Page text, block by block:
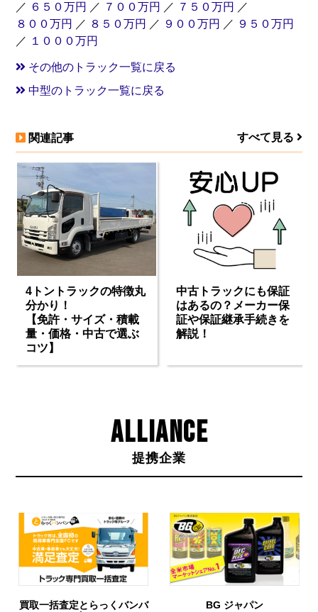
／ ６５０万円 ／ ７００万円 ／ ７５０万円 ／
８００万円 ／ ８５０万円 ／ ９００万円 ／ ９５０万円
／ １０００万円
その他のトラック一覧に戻る
中型のトラック一覧に戻る
関連記事 すべて見る
4トントラックの特徴丸
分かり！
【免許・サイズ・積載
量・価格・中古で選ぶ
コツ】
中古トラックにも保証
はあるの？メーカー保
証や保証継承手続きを
解説！
ALLIANCE
提携企業
BG ジャパン URIHO